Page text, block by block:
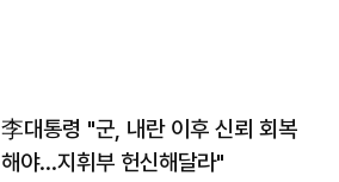
李대통령 "군, 내란 이후 신뢰 회복
해야…지휘부 헌신해달라"